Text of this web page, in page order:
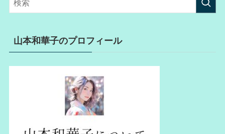
山本和華子のプロフィール